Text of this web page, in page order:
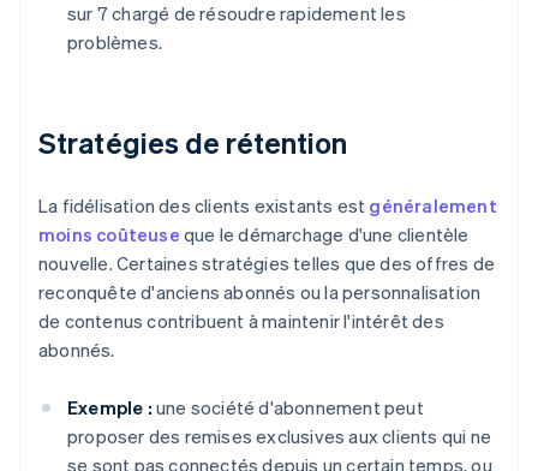
sur 7 chargé de résoudre rapidement les
problèmes.
Stratégies de rétention
La fidélisation des clients existants est généralement
moins coûteuse que le démarchage d'une clientèle
nouvelle. Certaines stratégies telles que des offres de
reconquête d'anciens abonnés ou la personnalisation
de contenus contribuent à maintenir l'intérêt des
abonnés.
Exemple : une société d'abonnement peut
proposer des remises exclusives aux clients qui ne
se sont pas connectés depuis un certain temps, ou